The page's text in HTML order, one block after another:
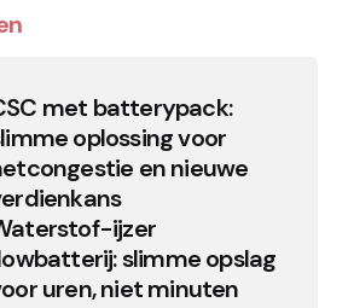
met batterypack:
oplossing voor
en nieuwe
ijzer
slimme opslag
uren, niet minuten